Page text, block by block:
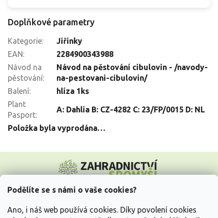
Podělíte se s námi o vaše cookies?
Ano, i náš web používá cookies. Díky povolení cookies
Doplňkové parametry
Kategorie:
Jiřinky
EAN:
2284900343988
Návod na
pěstování:
Návod na pěstování cibulovin - /navody-
na-pestovani-cibulovin/
Balení:
hlíza 1ks
Plant
Pasport:
A: Dahlia B: CZ-4282 C: 23/FP/0015 D: NL
Položka byla vyprodána…
p
Vše o nákupu